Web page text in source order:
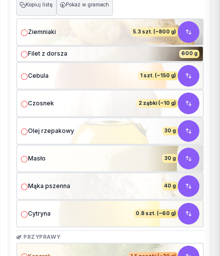
Kopiuj listę g Pokaż w gramach
Ziemniaki 5.3 szt. (~800 g)
Filet z dorsza 600 g
Cebula 1 szt. (~150 g)
Czosnek 2 ząbki (~10 g)
Olej rzepakowy 30 g
Masło 30 g
Mąka pszenna 40 g
Cytryna 0.8 szt. (~60 g)
🌿 PRZYPRAWY